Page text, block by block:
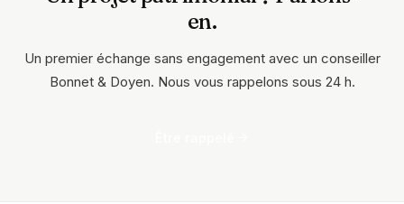
en.
Un premier échange sans engagement avec un conseiller
Bonnet & Doyen. Nous vous rappelons sous 24 h.